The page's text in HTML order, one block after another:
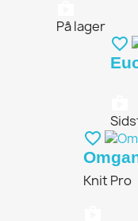
På lager
favorite_border
favorite_border
Knit Pro